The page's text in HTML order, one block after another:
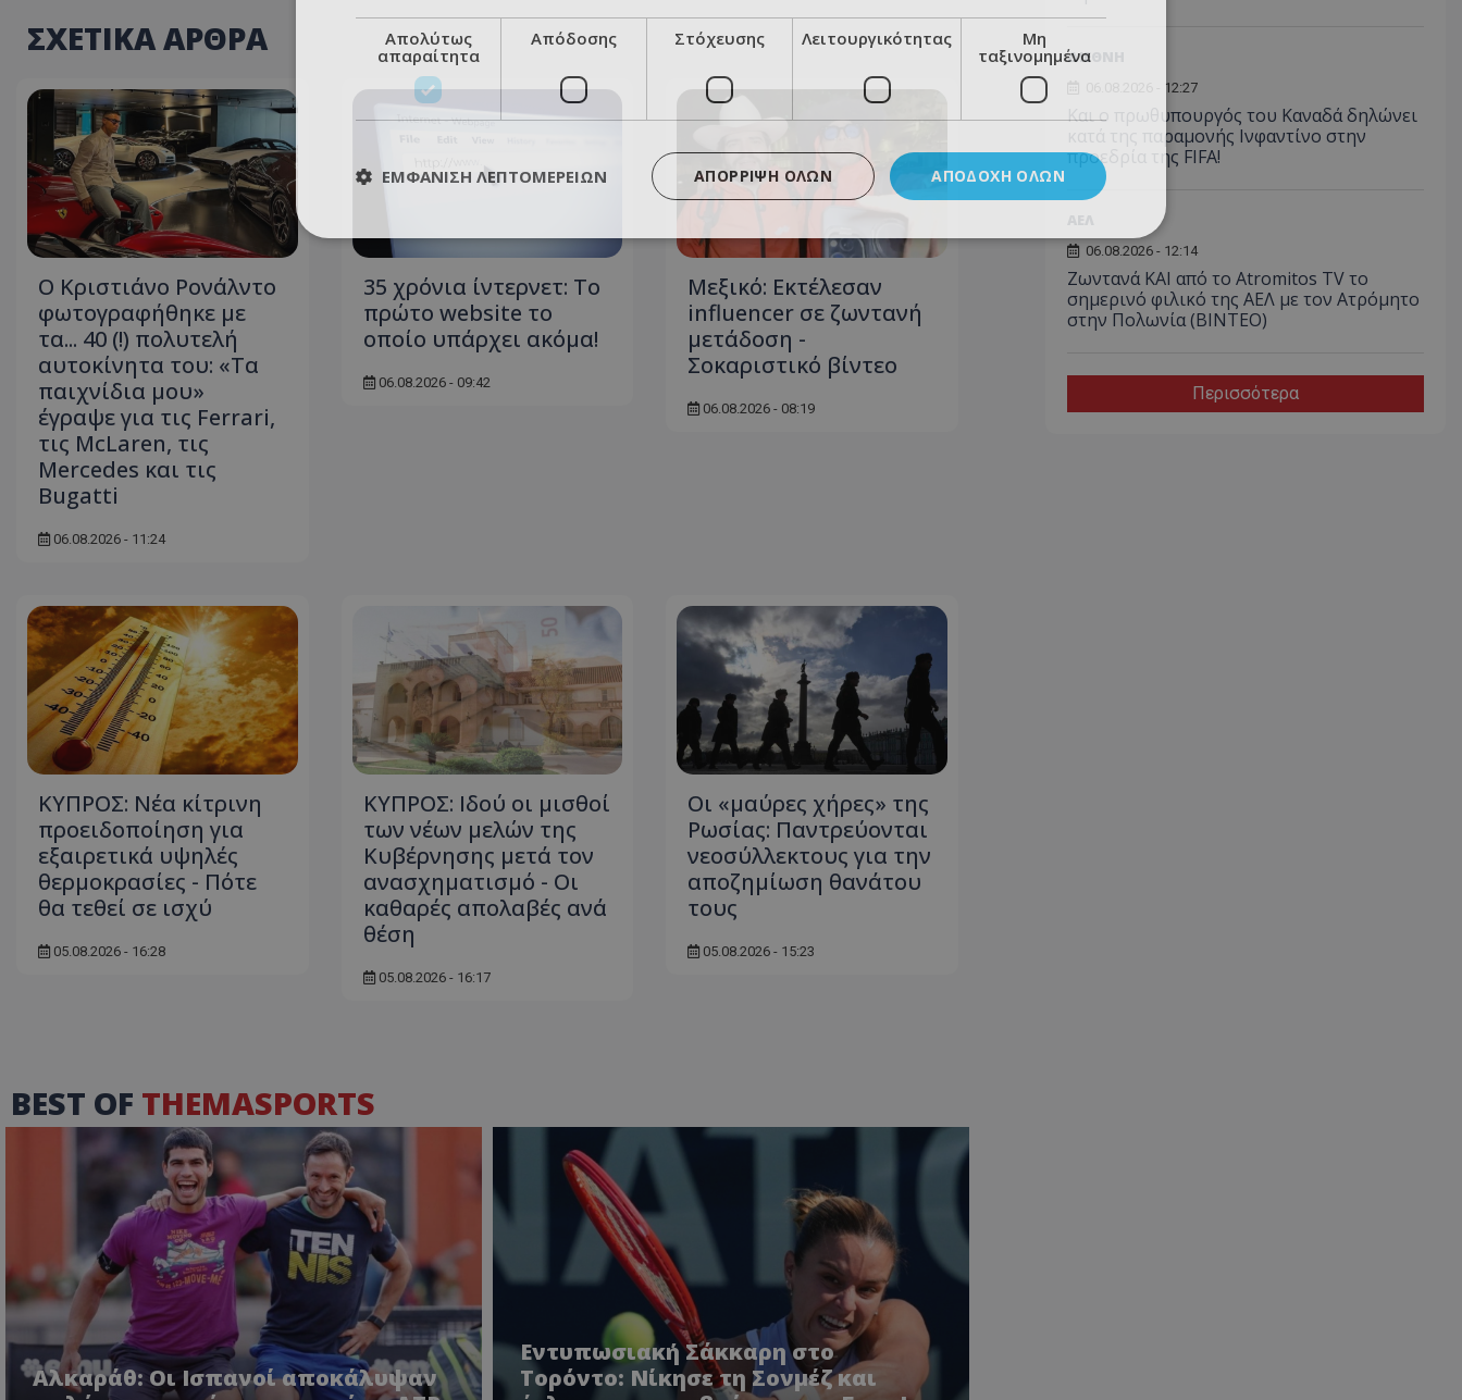
ΣΧΕΤΙΚΑ ΑΡΘΡΑ
Ο Κριστιάνο Ρονάλντο
φωτογραφήθηκε με
τα... 40 (!) πολυτελή
αυτοκίνητα του: «Τα
παιχνίδια μου»
έγραψε για τις Ferrari,
τις McLaren, τις
Mercedes και τις
Bugatti
06.08.2026 - 11:24
35 χρόνια ίντερνετ: Το
πρώτο website το
οποίο υπάρχει ακόμα!
06.08.2026 - 09:42
Μεξικό: Εκτέλεσαν
influencer σε ζωντανή
μετάδοση -
Σοκαριστικό βίντεο
06.08.2026 - 08:19
ΚΥΠΡΟΣ: Νέα κίτρινη
προειδοποίηση για
εξαιρετικά υψηλές
θερμοκρασίες - Πότε
θα τεθεί σε ισχύ
05.08.2026 - 16:28
ΚΥΠΡΟΣ: Ιδού οι μισθοί
των νέων μελών της
Κυβέρνησης μετά τον
ανασχηματισμό - Οι
καθαρές απολαβές ανά
θέση
05.08.2026 - 16:17
Οι «μαύρες χήρες» της
Ρωσίας: Παντρεύονται
νεοσύλλεκτους για την
αποζημίωση θανάτου
τους
05.08.2026 - 15:23
BEST OF THEMASPORTS
Αλκαράθ: Οι Ισπανοί αποκάλυψαν
Εντυπωσιακή Σάκκαρη στο
Τορόντο: Νίκησε τη Σονμέζ και
ΔΙΕΘΝΗ
06.08.2026 - 12:27
Και ο πρωθυπουργός του Καναδά δηλώνει
κατά της παραμονής Ινφαντίνο στην
προεδρία της FIFA!
06.08.2026 - 12:14
Ζωντανά ΚΑΙ από το Atromitos TV το
σημερινό φιλικό της ΑΕΛ με τον Ατρόμητο
στην Πολωνία (ΒΙΝΤΕΟ)
Περισσότερα
Απολύτως
απαραίτητα
Απόδοσης Στόχευσης Λειτουργικότητας
Μη
ταξινομημένα
ΑΠΟΔΟΧΉ ΌΛΩΝ
ΑΠΌΡΡΙΨΗ ΌΛΩΝ
ΕΜΦΆΝΙΣΗ ΛΕΠΤΟΜΕΡΕΙΏΝ